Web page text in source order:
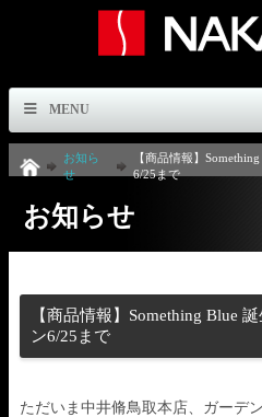
MENU
お知ら
せ
【商品情報】
6/25まで
お知らせ
【商品情報】Something Blue
ン6/25まで
ただいま中井脩鳥取本店、ガーデ